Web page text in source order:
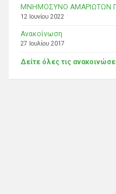
ΜΝΗΜΟΣΥΝΟ ΑΜΑΡΙΩΤΩΝ
12 Ιουνίου 2022
Ανακοίνωση
27 Ιουλίου 2017
Δείτε όλες τις